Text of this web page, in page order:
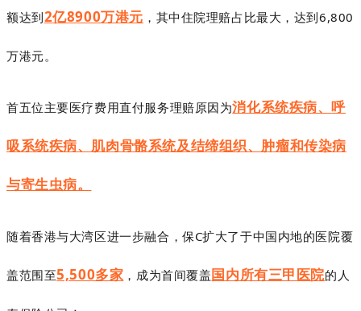
额达到2亿8900万港元 ，其中住院理赔占比最大，达到6,800
万港元。
首五位主要医疗费用直付服务理赔原因为消化系统疾病、呼
吸系统疾病、 肌肉骨骼系统及结缔组织、肿瘤和传染病
与寄生虫病。
随着香港与大湾区进一步融合，保C扩大了于中国内地的医院覆
盖范围至5,500多家 ， 成为首间覆盖国内所有三甲医院的人